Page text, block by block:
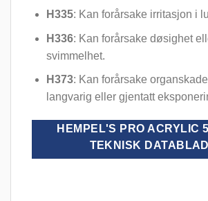
H335: Kan forårsake irritasjon i
H336: Kan forårsake døsighet
svimmelhet.
H373: Kan forårsake
langvarig eller gjentatt
HEMPEL'S PRO ACRYLIC
TEKNISK DATABLAD